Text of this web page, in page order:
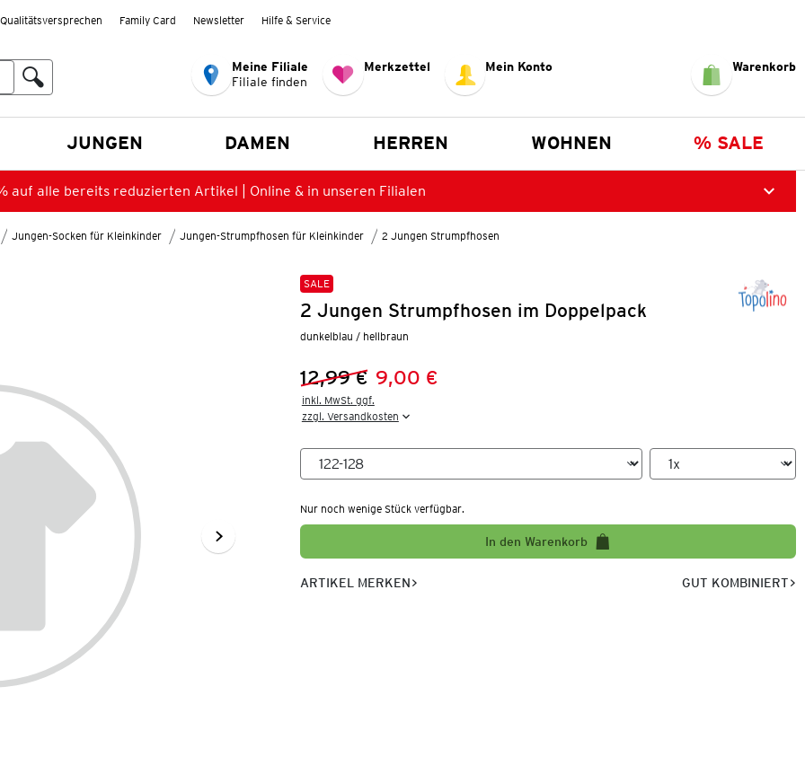
Qualitätsversprechen Family Card Newsletter Hilfe & Service
Meine Filiale
Filiale finden
Merkzettel Mein Konto Warenkorb
JUNGEN DAMEN HERREN WOHNEN % SALE
auf alle bereits reduzierten Artikel | Online & in unseren Filialen
Jungen-Socken für Kleinkinder Jungen-Strumpfhosen für Kleinkinder 2 Jungen Strumpfhosen
SALE
2 Jungen Strumpfhosen im Doppelpack
dunkelblau / hellbraun
Vorheriger Preis:
12,99 €
Neuer Preis:
9,00 €
inkl. MwSt. ggf.
zzgl. Versandkosten
Nur noch wenige Stück verfügbar.
In den Warenkorb
ARTIKEL MERKEN GUT KOMBINIERT